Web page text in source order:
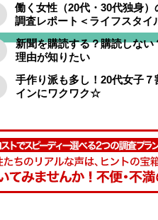
働く女性（20代・30代独身
調査レポート＜ライフスタイ
新聞を購読する？購読しない
理由が知りたい
手作り派も多し！20代女子７
インにワクワク☆